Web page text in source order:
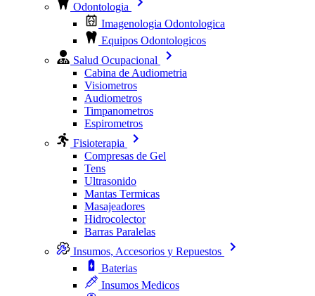
Odontologia
Imagenologia Odontologica
Equipos Odontologicos
Salud Ocupacional
Cabina de Audiometria
Visiometros
Audiometros
Timpanometros
Espirometros
Fisioterapia
Compresas de Gel
Tens
Ultrasonido
Mantas Termicas
Masajeadores
Hidrocolector
Barras Paralelas
Insumos, Accesorios y Repuestos
Baterias
Insumos Medicos